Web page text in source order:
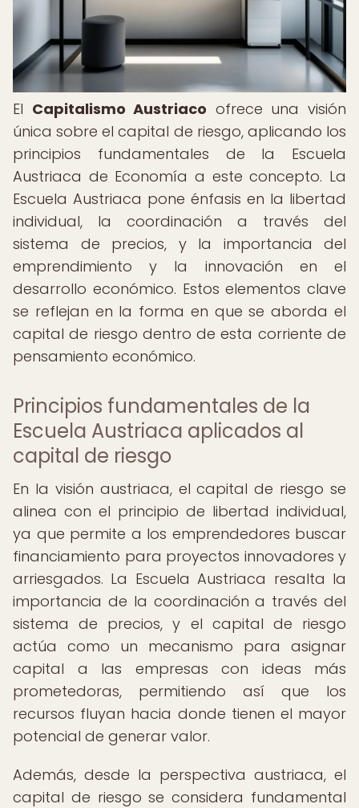
El Capitalismo Austriaco ofrece una visión
única sobre el capital de riesgo, aplicando los
principios fundamentales de la Escuela
Austriaca de Economía a este concepto. La
Escuela Austriaca pone énfasis en la libertad
individual, la coordinación a través del
sistema de precios, y la importancia del
emprendimiento y la innovación en el
desarrollo económico. Estos elementos clave
se reflejan en la forma en que se aborda el
capital de riesgo dentro de esta corriente de
pensamiento económico.
Principios fundamentales de la
Escuela Austriaca aplicados al
capital de riesgo
En la visión austriaca, el capital de riesgo se
alinea con el principio de libertad individual,
ya que permite a los emprendedores buscar
financiamiento para proyectos innovadores y
arriesgados. La Escuela Austriaca resalta la
importancia de la coordinación a través del
sistema de precios, y el capital de riesgo
actúa como un mecanismo para asignar
capital a las empresas con ideas más
prometedoras, permitiendo así que los
recursos fluyan hacia donde tienen el mayor
potencial de generar valor.
Además, desde la perspectiva austriaca, el
capital de riesgo se considera fundamental